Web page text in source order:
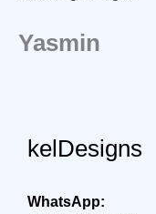
Yasmin
kelDesigns
WhatsApp: